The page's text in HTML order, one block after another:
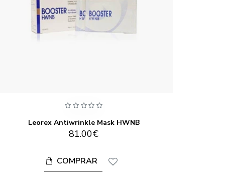
Leorex Antiwrinkle Mask HWNB
81.00€
COMPRAR